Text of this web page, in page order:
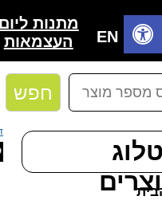
חפש
EN
מתנות ליום
העצמאות